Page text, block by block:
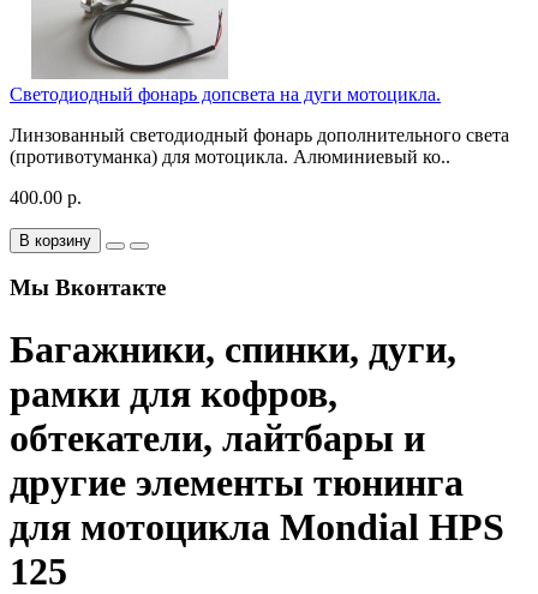
Светодиодный фонарь допсвета на дуги мотоцикла.
Линзованный светодиодный фонарь дополнительного света
(противотуманка) для мотоцикла. Алюминиевый ко..
400.00 р.
В корзину
Мы Вконтакте
Багажники, спинки, дуги,
рамки для кофров,
обтекатели, лайтбары и
другие элементы тюнинга
для мотоцикла Mondial HPS
125